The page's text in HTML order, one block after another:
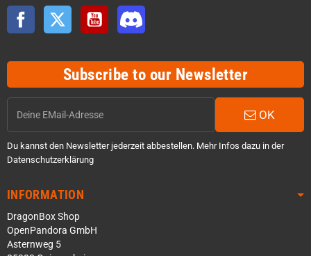
Facebook Twitter YouTube
Subscribe to our Newsletter
OK
Du kannst den Newsletter jederzeit abbestellen. Mehr Infos dazu in der
Datenschutzerklärung
INFORMATION
DragonBox Shop
OpenPandora GmbH
Asternweg 5